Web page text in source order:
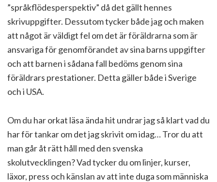
”språkflödesperspektiv” då det gällt hennes
skrivuppgifter. Dessutom tycker både jag och maken
att något är väldigt fel om det är föräldrarna som är
ansvariga för genomförandet av sina barns uppgifter
och att barnen i sådana fall bedöms genom sina
föräldrars prestationer. Detta gäller både i Sverige
och i USA.
Om du har orkat läsa ända hit undrar jag så klart vad du
har för tankar om det jag skrivit om idag… Tror du att
man går åt rätt håll med den svenska
skolutvecklingen? Vad tycker du om linjer, kurser,
läxor, press och känslan av att inte duga som människa